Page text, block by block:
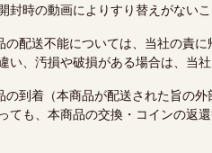
封時の動画によりすり替えがない
の配送不能については、当社の責
い、汚損や破損がある場合は、当
の到着（本商品が配送された旨の
ても、本商品の交換・コインの返